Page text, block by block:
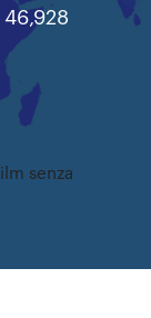
senza